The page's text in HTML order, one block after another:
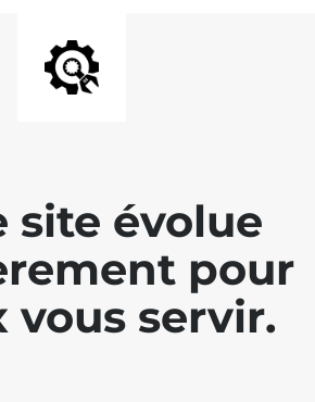
site évolue
pour
vous servir.